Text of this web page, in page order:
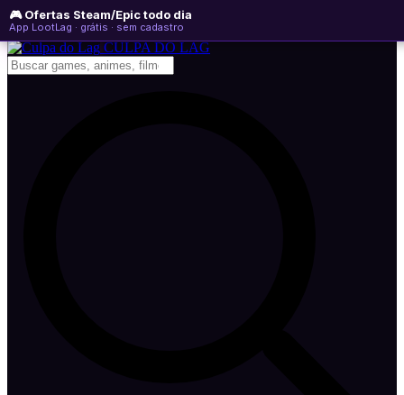
🎮 Ofertas Steam/Epic todo dia
App LootLag · grátis · sem cadastro
sábado, 08 de agosto de 2026 WhatsApp
Newsletter
CULPA DO LAG